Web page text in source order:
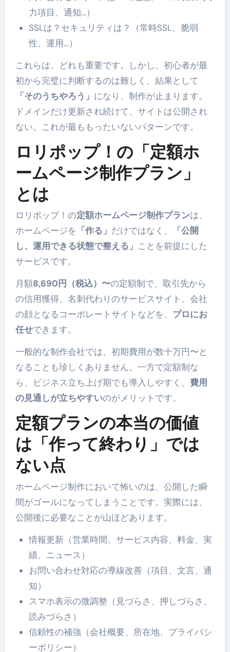
力項目、通知…）
SSLは？セキュリティは？（常時SSL、脆弱
性、運用…）
これらは、どれも重要です。しかし、初心者が最
初から完璧に判断するのは難しく、結果として
「そのうちやろう」 になり、制作が止まります。
ドメインだけ更新され続けて、サイトは公開され
ない。これが最ももったいないパターンです。
ロリポップ！の「定額ホ
ームページ制作プラン」
とは
ロリポップ！の定額ホームページ制作プランは、
ホームページを 「作る」 だけではなく、
「公開
し、運用できる状態で整える」 ことを前提にした
サービスです。
月額8,690円（税込）〜の定額制で、取引先から
の信用獲得、名刺代わりのサービスサイト、会社
の顔となるコーポレートサイトなどを、 プロにお
任せできます。
一般的な制作会社では、初期費用が数十万円〜と
なることも珍しくありません。一方で定額制な
ら、ビジネス立ち上げ期でも導入しやすく、 費用
の見通しが立ちやすいのがメリットです。
定額プランの本当の価値
は「作って終わり」では
ない点
ホームページ制作において怖いのは、公開した瞬
間がゴールになってしまうことです。実際には、
公開後に必要なことが山ほどあります。
情報更新（営業時間、サービス内容、料金、実
績、ニュース）
お問い合わせ対応の導線改善（項目、文言、通
知）
スマホ表示の微調整（見づらさ、押しづらさ、
読みづらさ）
信頼性の補強（会社概要、所在地、プライバシ
ーポリシー）